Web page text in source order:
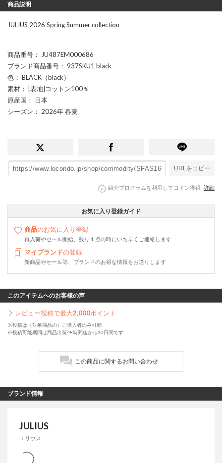
商品説明
JULIUS 2026 Spring Summer collection
商品番号 ： JU487EM000686
ブランド商品番号 ： 937SKU1 black
色 ： BLACK（black）
素材 ： [表地]コットン100％
原産国 ： 日本
シーズン ： 2026年 春夏
URLをコピー
紹介プログラムを利用してコイン獲得 詳細
お気に入り登録ガイド
商品のお気に入り登録
再入荷やセール開始、残り１点の時にいち早くご連絡します
マイブランドの登録
新商品やセール等、ブランドのお得な情報をお送りします
このアイテムへのお客様の声
レビュー投稿で最大2,000ポイント
※投稿は（対象商品の）ご購入者のみ可能
※投稿可能期間は商品出荷48時間後から30日間です
この商品に関するお問い合わせ
ブランド情報
JULIUS
ユリウス